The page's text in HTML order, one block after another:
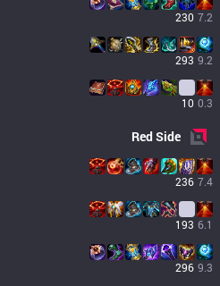
230 7.2
293 9.2
10 0.3
RedSide
236 7.4
193 6.1
296 9.3